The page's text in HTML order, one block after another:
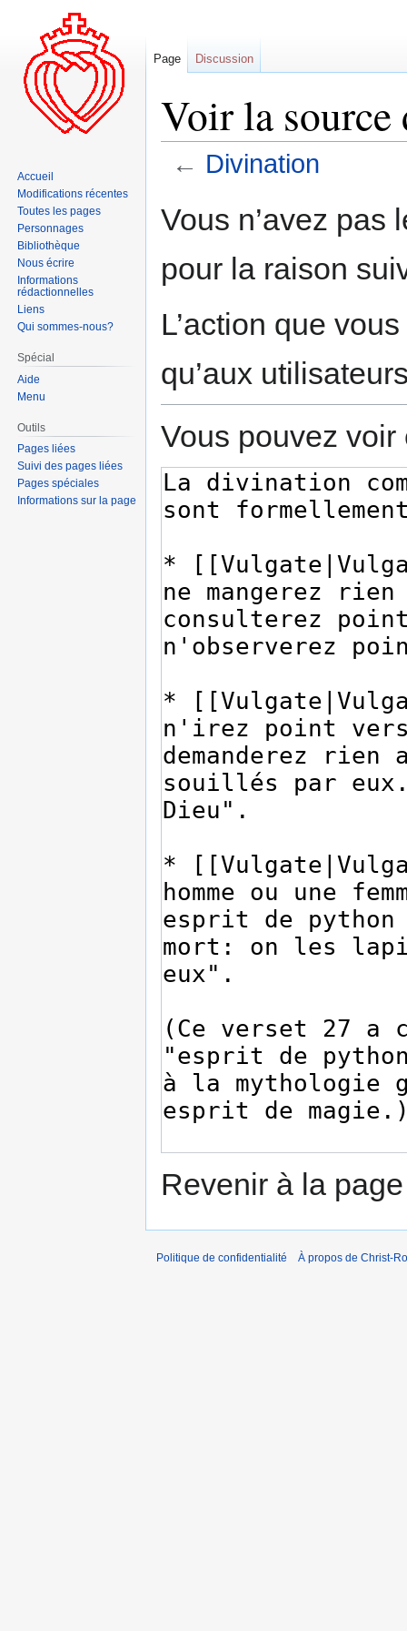
Voir la
← Divination
à
navigation
à
recherche
Vous n’avez pas
pour la raison
L’action que
qu’aux
Vous pouvez
Revenir à la
Page Discussion
Accueil
Modifications récentes
Toutes les pages
Personnages
Bibliothèque
Nous écrire
Informations
rédactionnelles
Liens
Qui sommes-nous?
Spécial
Aide
Menu
Outils
Pages liées
Suivi des pages liées
Pages spéciales
Informations sur la page
Politique de confidentialité À propos de Christ-